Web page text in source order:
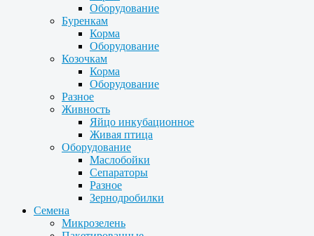
Оборудование
Буренкам
Корма
Оборудование
Козочкам
Корма
Оборудование
Разное
Живность
Яйцо инкубационное
Живая птица
Оборудование
Маслобойки
Сепараторы
Разное
Зернодробилки
Семена
Микрозелень